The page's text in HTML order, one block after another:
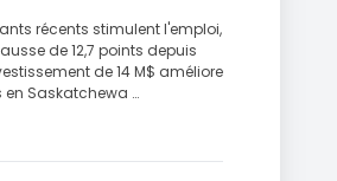
récents stimulent l'emploi,
de 12,7 points depuis
de 14 M$ améliore
en Saskatchewa …